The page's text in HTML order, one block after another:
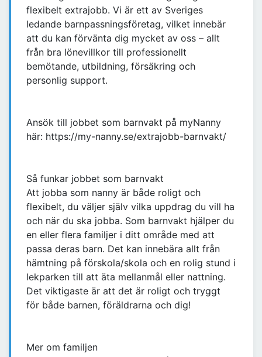
flexibelt extrajobb. Vi är ett av Sveriges
ledande barnpassningsföretag, vilket innebär
att du kan förvänta dig mycket av oss – allt
från bra lönevillkor till professionellt
bemötande, utbildning, försäkring och
personlig support.
Ansök till jobbet som barnvakt på myNanny
här: https://my-nanny.se/extrajobb-barnvakt/
Så funkar jobbet som barnvakt
Att jobba som nanny är både roligt och
flexibelt, du väljer själv vilka uppdrag du vill ha
och när du ska jobba. Som barnvakt hjälper du
en eller flera familjer i ditt område med att
passa deras barn. Det kan innebära allt från
hämtning på förskola/skola och en rolig stund i
lekparken till att äta mellanmål eller nattning.
Det viktigaste är att det är roligt och tryggt
för både barnen, föräldrarna och dig!
Mer om familjen